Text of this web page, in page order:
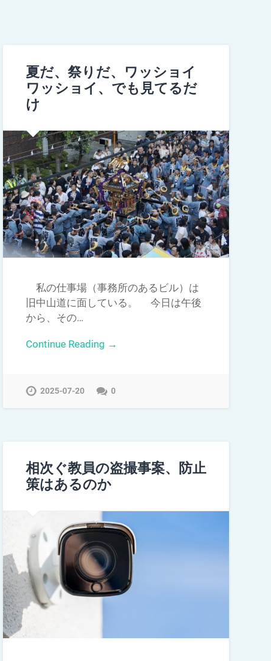
夏だ、祭りだ、ワッショイ
ワッショイ、でも見てるだ
け
私の仕事場（事務所のあるビル）は
旧中山道に面している。 今日は午後
から、その…
Continue Reading →
2025-07-20 0
相次ぐ教員の盗撮事案、防止
策はあるのか